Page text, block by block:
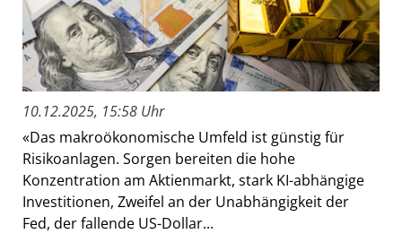
10.12.2025, 15:58 Uhr
«Das makroökonomische Umfeld ist günstig für
Risikoanlagen. Sorgen bereiten die hohe
Konzentration am Aktienmarkt, stark KI-abhängige
Investitionen, Zweifel an der Unabhängigkeit der
Fed, der fallende US-Dollar...